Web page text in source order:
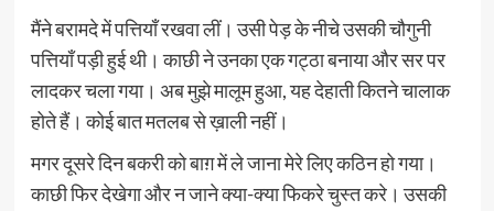
मैंने बरामदे में पत्तियाँ रखवा लीं। उसी पेड़ के नीचे उसकी चौगुनी
पत्तियाँ पड़ी हुई थी। काछी ने उनका एक गट्ठा बनाया और सर पर
लादकर चला गया। अब मुझे मालूम हुआ, यह देहाती कितने चालाक
होते हैं। कोई बात मतलब से ख़ाली नहीं।
मगर दूसरे दिन बकरी को बाग़ में ले जाना मेरे लिए कठिन हो गया।
काछी फिर देखेगा और न जाने क्या-क्या फिकरे चुस्त करे। उसकी